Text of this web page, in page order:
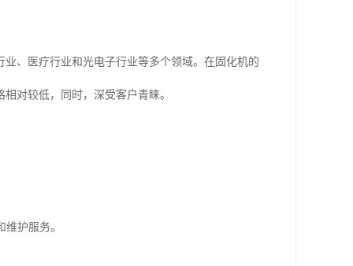
、医疗行业和光电子行业等多个领域。在固化机的
对较低，同时，深受客户青睐。
护服务。